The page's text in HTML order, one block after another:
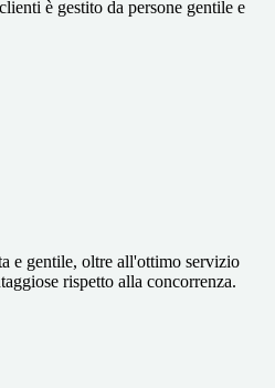
è gestito da persone gentile e
e gentile, oltre all'ottimo servizio
rispetto alla concorrenza.